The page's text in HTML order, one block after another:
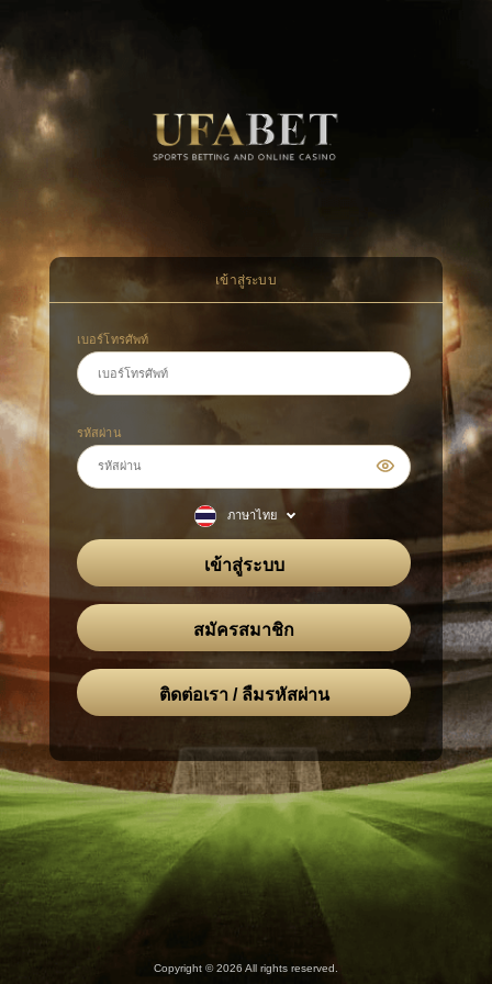
เข้าสู่ระบบ
เบอร์โทรศัพท์
รหัสผ่าน
ภาษาไทย
เข้าสู่ระบบ
สมัครสมาชิก
ติดต่อเรา / ลืมรหัสผ่าน
Copyright © 2026 All rights reserved.